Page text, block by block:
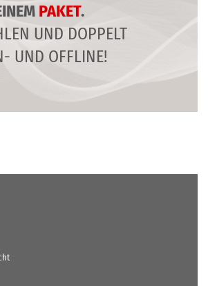
PAKET.
UND DOPPELT
UND OFFLINE!